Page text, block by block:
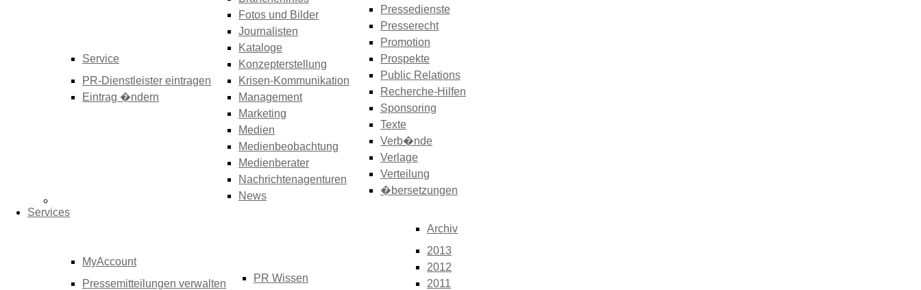
Service
PR-Dienstleister eintragen
Eintrag �ndern
Fotos und Bilder
Journalisten
Kataloge
Konzepterstellung
Krisen-Kommunikation
Management
Marketing
Medien
Medienbeobachtung
Medienberater
Nachrichtenagenturen
News
Pressedienste
Presserecht
Promotion
Prospekte
Public Relations
Recherche-Hilfen
Sponsoring
Texte
Verb�nde
Verlage
Verteilung
�bersetzungen
Services
MyAccount
Pressemitteilungen verwalten
PR Wissen
Archiv
2013
2012
2011